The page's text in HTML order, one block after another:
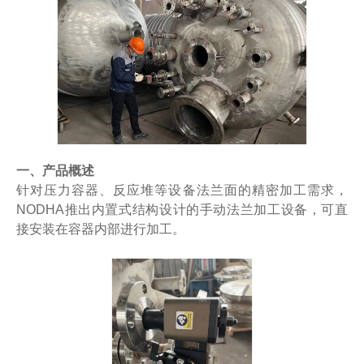
一、产品概述
针对压力容器、反应堆等设备法兰面的精密加工需求，
NODHA推出内置式结构设计的手动法兰加工设备，可直
接安装在容器内部进行加工。